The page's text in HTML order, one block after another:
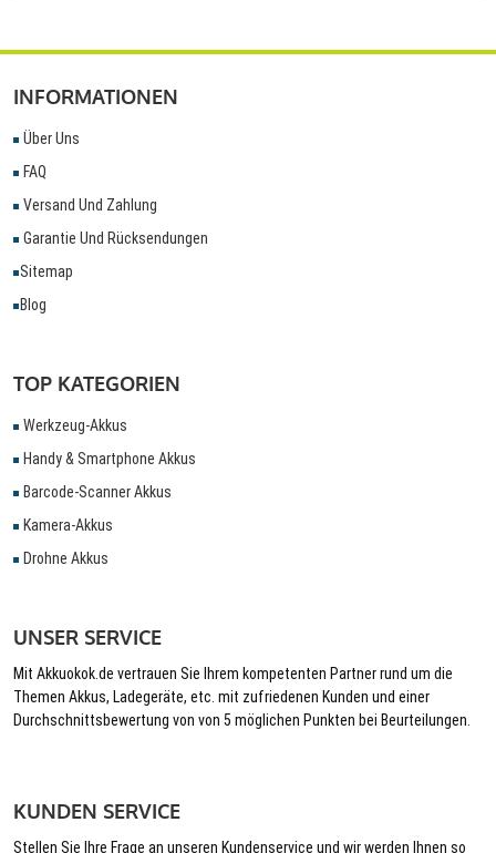
INFORMATIONEN
Über Uns
FAQ
Versand Und Zahlung
Garantie Und Rücksendungen
Sitemap
Blog
TOP KATEGORIEN
Werkzeug-Akkus
Handy & Smartphone Akkus
Barcode-Scanner Akkus
Kamera-Akkus
Drohne Akkus
UNSER SERVICE
Mit Akkuokok.de vertrauen Sie Ihrem kompetenten Partner rund um die
Themen Akkus, Ladegeräte, etc. mit zufriedenen Kunden und einer
Durchschnittsbewertung von von 5 möglichen Punkten bei Beurteilungen.
KUNDEN SERVICE
Stellen Sie Ihre Frage an unseren Kundenservice und wir werden Ihnen so